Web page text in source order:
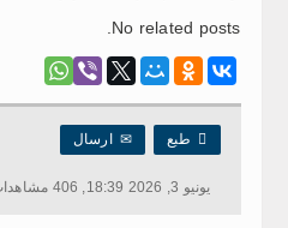
No related posts.
 طبع ✉ارسال
يونيو 3, 2026 18:39, 406 مشاهدات